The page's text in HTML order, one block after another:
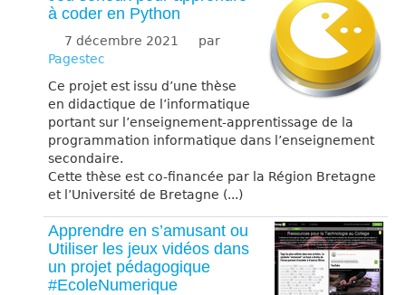
à coder en Python
7 décembre 2021
par
Pagestec
Ce projet est issu d’une thèse
en didactique de l’informatique
portant sur l’enseignement-apprentissage de la
programmation informatique dans l’enseignement
secondaire.
Cette thèse est co-financée par la Région Bretagne
et l’Université de Bretagne (...)
Apprendre en s’amusant ou
Utiliser les jeux vidéos dans
un projet pédagogique
#EcoleNumerique